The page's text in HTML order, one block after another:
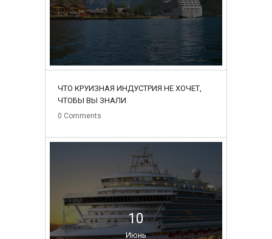
ЧТО КРУИЗНАЯ ИНДУСТРИЯ НЕ ХОЧЕТ,
ЧТОБЫ ВЫ ЗНАЛИ
0 Comments
10
Июнь